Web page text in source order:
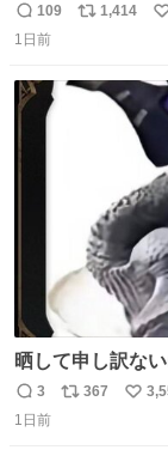
返
信
109
リ
ト
1,414
い
数
1日前
晒して申し訳な
って撮るのこれ
返
信
3
リ
367
い
1日前